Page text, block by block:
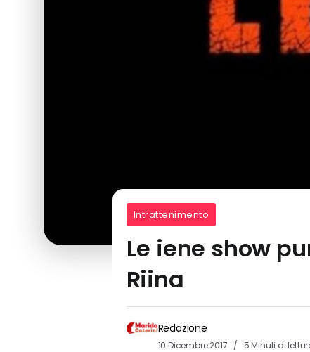
Intrattenimento
Le iene show
Riina
Redazione
10 Dicembre 2017 5 Minuti di